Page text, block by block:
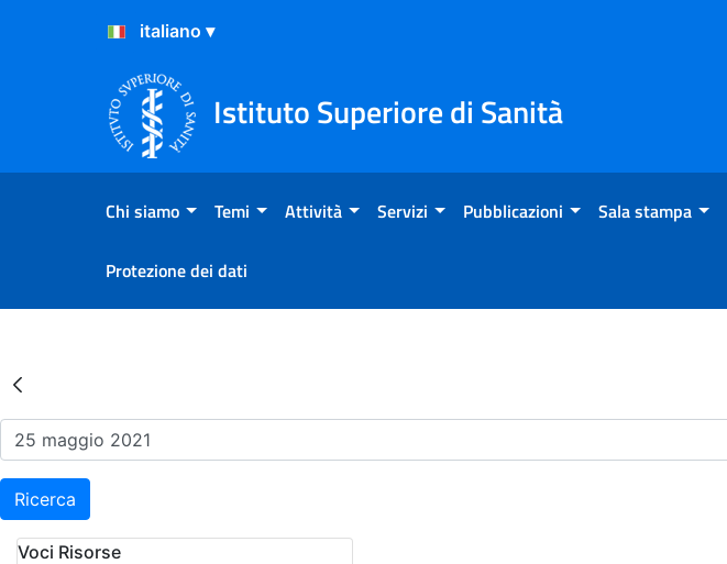
Salta al Contenuto
Salta al Footer
Istituto Superiore di Sanità
Chi siamo Temi Attività Servizi Pubblicazioni Sala stampa
Protezione dei dati
Risultati della Ricerca - Eventi
Ricerca
Voci Risorse